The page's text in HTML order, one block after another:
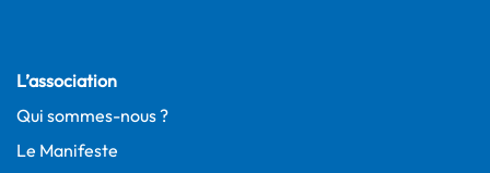
L’association
Qui sommes-nous ?
Le Manifeste